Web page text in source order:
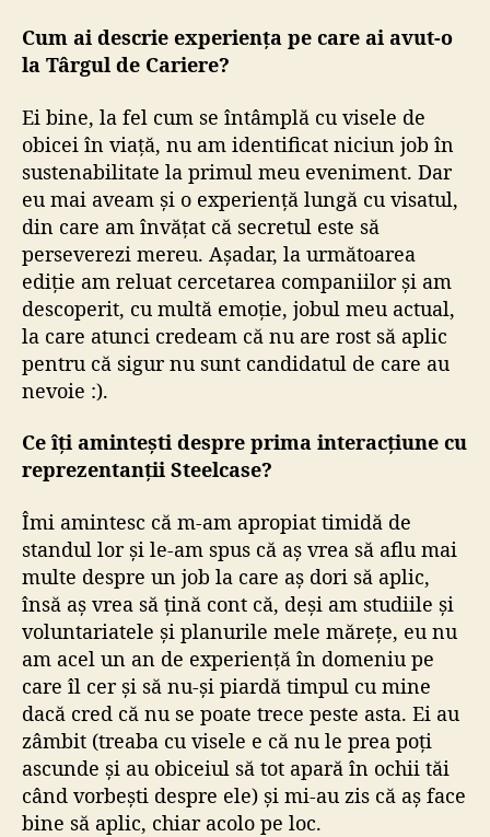
Cum ai descrie experiența pe care ai avut-o
la Târgul de Cariere?
Ei bine, la fel cum se întâmplă cu visele de
obicei în viață, nu am identificat niciun job în
sustenabilitate la primul meu eveniment. Dar
eu mai aveam și o experiență lungă cu visatul,
din care am învățat că secretul este să
perseverezi mereu. Așadar, la următoarea
ediție am reluat cercetarea companiilor și am
descoperit, cu multă emoție, jobul meu actual,
la care atunci credeam că nu are rost să aplic
pentru că sigur nu sunt candidatul de care au
nevoie :).
Ce îți amintești despre prima interacțiune cu
reprezentanții Steelcase?
Îmi amintesc că m-am apropiat timidă de
standul lor și le-am spus că aș vrea să aflu mai
multe despre un job la care aș dori să aplic,
însă aș vrea să țină cont că, deși am studiile și
voluntariatele și planurile mele mărețe, eu nu
am acel un an de experiență în domeniu pe
care îl cer și să nu-și piardă timpul cu mine
dacă cred că nu se poate trece peste asta. Ei au
zâmbit (treaba cu visele e că nu le prea poți
ascunde și au obiceiul să tot apară în ochii tăi
când vorbești despre ele) și mi-au zis că aș face
bine să aplic, chiar acolo pe loc.